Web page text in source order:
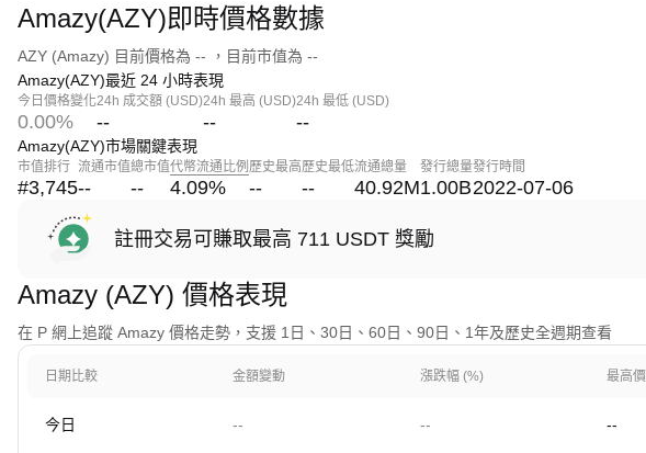
Amazy(AZY)即時價格數據
AZY (Amazy) 目前價格為 -- ，目前市值為 --
Amazy(AZY)最近 24 小時表現
今日價格變化
0.00%
24h 成交額 (USD)
--
24h 最高 (USD)
--
24h 最低 (USD)
--
Amazy(AZY)市場關鍵表現
市值排行
#3,745
流通市值
--
總市值
--
代幣流通比例
4.09%
歷史最高
--
歷史最低
--
流通總量
40.92M
發行總量
1.00B
發行時間
2022-07-06
註冊交易可賺取最高 711 USDT 獎勵
Amazy (AZY) 價格表現
在 P 網上追蹤 Amazy 價格走勢，支援 1日、30日、60日、90日、1年及歷史全週期查看
日期比較 金額變動 漲跌幅 (%) 最高價
今日 -- -- --